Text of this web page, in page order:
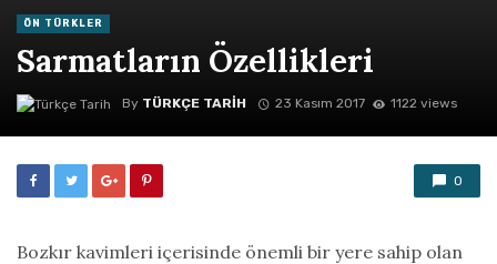
ÖN TÜRKLER
Sarmatların Özellikleri
By TÜRKÇE TARIH 23 Kasım 2017 1122 views
0
Bozkır kavimleri içerisinde önemli bir yere sahip olan